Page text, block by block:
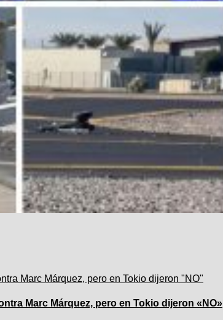
Marc Márquez, pero en Tokio dijeron «NO»